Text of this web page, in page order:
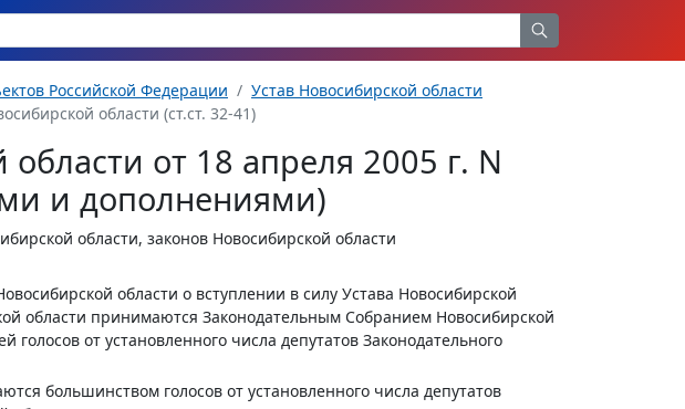
Российской Федерации
Устав Новосибирской области
области (ст.ст. 32-41)
от 18 апреля 2005 г. N
и дополнениями)
области, законов Новосибирской области
области о вступлении в силу Устава Новосибирской
области принимаются Законодательным Собранием Новосибирской
от установленного числа депутатов Законодательного
большинством голосов от установленного числа депутатов